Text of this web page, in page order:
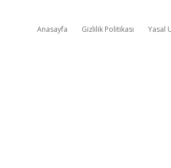
Anasayfa Gizlilik Politikası Yasal